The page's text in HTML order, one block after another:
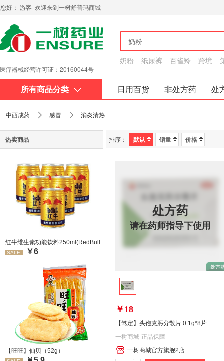
您好： 游客 欢迎来到一树舒普玛商城
医
器
经
20160044
互联网药品信息服务资格证书：黔20180015
奶粉 纸尿裤 百雀羚 跨境
所有商品分类 日用百货 非处方药
处
中西成药 感冒 消炎清热
热卖商品
红牛维生素功能饮料250ml(RedBull/红牛)
SALE: ￥6
【旺旺】仙贝（52g）
排序： 默认 销量 价格
处方药
请在药师指导下使用
￥18
【笃定】头孢克肟分散片 0.1g*8片
一树商城-正品保障
一树商城官方旗舰2店